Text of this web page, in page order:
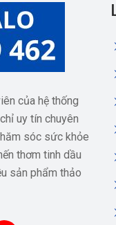
của hệ thống
uy tín chuyên
sóc sức khỏe
thơm tinh dầu
sản phẩm thảo